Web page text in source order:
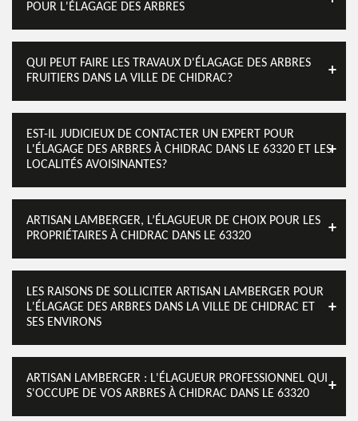
POUR L'ÉLAGAGE DES ARBRES
QUI PEUT FAIRE LES TRAVAUX D'ÉLAGAGE DES ARBRES
FRUITIERS DANS LA VILLE DE CHIDRAC?
EST-IL JUDICIEUX DE CONTACTER UN EXPERT POUR
L'ÉLAGAGE DES ARBRES À CHIDRAC DANS LE 63320 ET LES
LOCALITÉS AVOISINANTES?
ARTISAN LAMBERGER, L’ÉLAGUEUR DE CHOIX POUR LES
PROPRIÉTAIRES À CHIDRAC DANS LE 63320
LES RAISONS DE SOLLICITER ARTISAN LAMBERGER POUR
L'ÉLAGAGE DES ARBRES DANS LA VILLE DE CHIDRAC ET
SES ENVIRONS
ARTISAN LAMBERGER : L'ÉLAGUEUR PROFESSIONNEL QUI
S'OCCUPE DE VOS ARBRES À CHIDRAC DANS LE 63320